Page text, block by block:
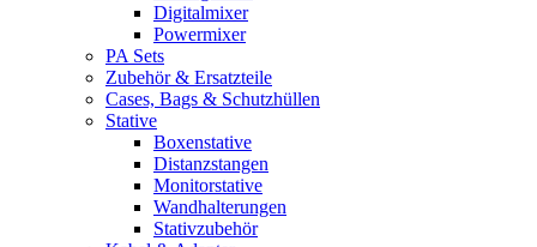
Digitalmixer
Powermixer
PA Sets
Zubehör & Ersatzteile
Cases, Bags & Schutzhüllen
Stative
Boxenstative
Distanzstangen
Monitorstative
Wandhalterungen
Stativzubehör